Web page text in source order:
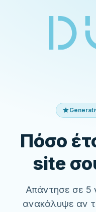
Πόσο
site
Απάντησε σε 5
ανακάλυψε αν